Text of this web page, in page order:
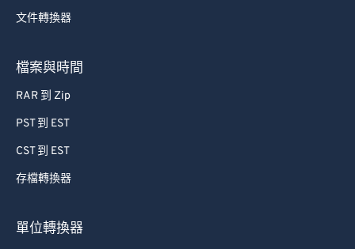
文件轉換器
檔案與時間
RAR 到 Zip
PST 到 EST
CST 到 EST
存檔轉換器
單位轉換器